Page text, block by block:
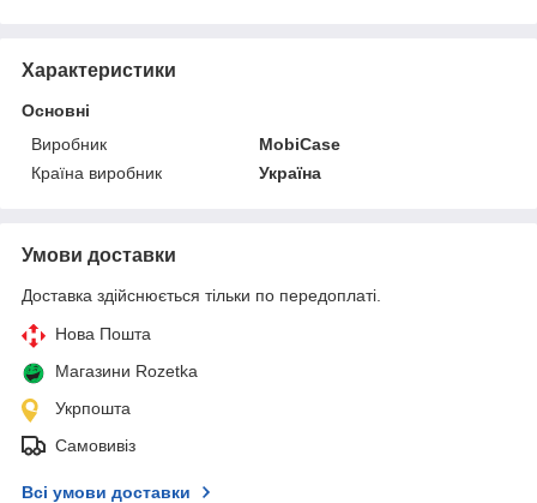
Характеристики
Основні
Виробник
MobiCase
Країна виробник
Україна
Умови доставки
Доставка здійснюється тільки по передоплаті.
Нова Пошта
Магазини Rozetka
Укрпошта
Самовивіз
Всі умови доставки